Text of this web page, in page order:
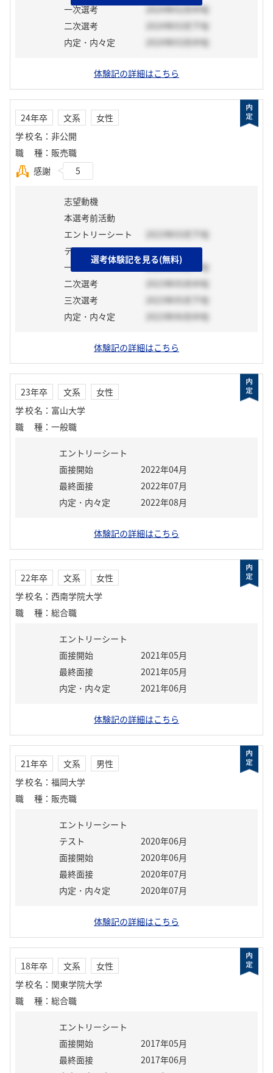
一次選考
2024年02月中旬
二次選考
2024年03月下旬
内定・内々定
2024年03月中旬
体験記の詳細はこちら
24年卒 文系
女性
学校名 ： 非公開
職種 ： 販売職
感謝
5
志望動機
本選考前活動
エントリーシート
2023年03月下旬
テスト
一次選考
2023年03月下旬
二次選考
2023年05月中旬
三次選考
2023年05月下旬
内定・内々定
2023年06月中旬
体験記の詳細はこちら
選考体験記を見る(無料)
23年卒 文系
女性
学校名 ： 富山大学
職種 ： 一般職
エントリーシート
面接開始
2022年04月
最終面接
2022年07月
内定・内々定
2022年08月
体験記の詳細はこちら
22年卒 文系
女性
学校名 ： 西南学院大学
職種 ： 総合職
エントリーシート
面接開始
2021年05月
最終面接
2021年05月
内定・内々定
2021年06月
体験記の詳細はこちら
21年卒 文系
男性
学校名 ： 福岡大学
職種 ： 販売職
エントリーシート
テスト
2020年06月
面接開始
2020年06月
最終面接
2020年07月
内定・内々定
2020年07月
体験記の詳細はこちら
18年卒 文系
女性
学校名 ： 関東学院大学
職種 ： 総合職
エントリーシート
面接開始
2017年05月
最終面接
2017年06月